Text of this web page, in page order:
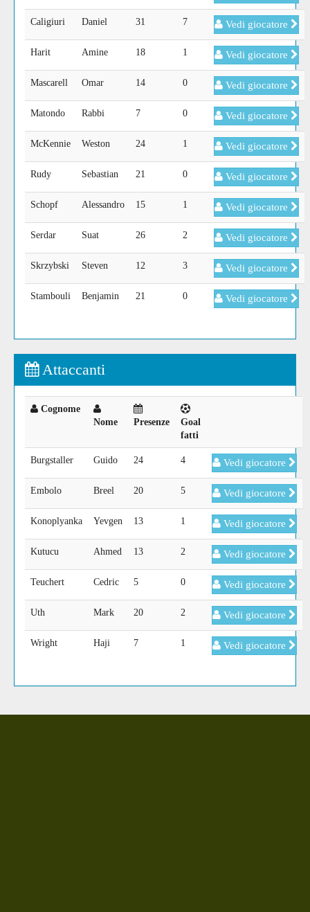
Caligiuri Daniel 31 7 Vedi giocatore
Harit Amine 18 1 Vedi giocatore
Mascarell Omar 14 0 Vedi giocatore
Matondo Rabbi 7 0 Vedi giocatore
McKennie Weston 24 1 Vedi giocatore
Rudy Sebastian 21 0 Vedi giocatore
Schopf Alessandro 15 1 Vedi giocatore
Serdar Suat 26 2 Vedi giocatore
Skrzybski Steven 12 3 Vedi giocatore
Stambouli Benjamin 21 0 Vedi giocatore
Attaccanti
Cognome
Nome
Presenze
Goal
fatti
Burgstaller Guido 24 4 Vedi giocatore
Embolo Breel 20 5 Vedi giocatore
Konoplyanka Yevgen 13 1 Vedi giocatore
Kutucu Ahmed 13 2 Vedi giocatore
Teuchert Cedric 5 0 Vedi giocatore
Uth Mark 20 2 Vedi giocatore
Wright Haji 7 1 Vedi giocatore